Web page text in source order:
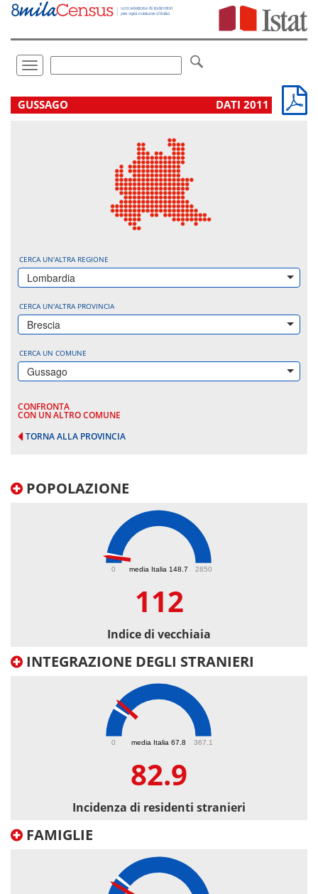
Vai
direttamente
Toggle
navigation
.
GUSSAGO DATI 2011
CERCA UN'ALTRA REGIONE
Lombardia
CERCA UN'ALTRA PROVINCIA
Brescia
CERCA UN COMUNE
Gussago
CONFRONTA
CON UN ALTRO COMUNE
TORNA ALLA PROVINCIA
POPOLAZIONE
media Italia 148.7
0 2850
112
Indice di vecchiaia
INTEGRAZIONE DEGLI STRANIERI
media Italia 67.8
0 367.1
82.9
Incidenza di residenti stranieri
FAMIGLIE